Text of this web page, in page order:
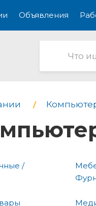
Объявления
/